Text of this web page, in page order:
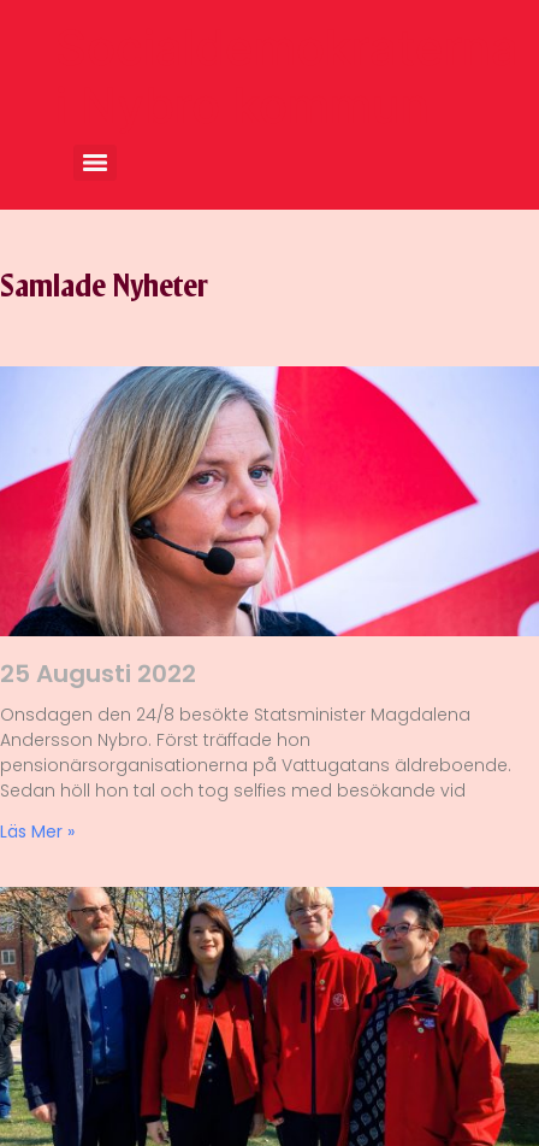
Samlade Nyheter
25 Augusti 2022
Onsdagen den 24/8 besökte Statsminister Magdalena
Andersson Nybro. Först träffade hon
pensionärsorganisationerna på Vattugatans äldreboende.
Sedan höll hon tal och tog selfies med besökande vid
Läs Mer »